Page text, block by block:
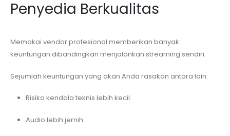
Penyedia Berkualitas
Memakai vendor profesional memberikan banyak
keuntungan dibandingkan menjalankan streaming sendiri.
Sejumlah keuntungan yang akan Anda rasakan antara lain:
Risiko kendala teknis lebih kecil.
Audio lebih jernih.